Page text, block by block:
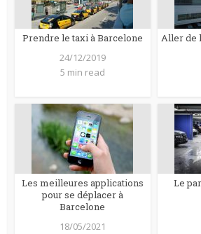
Prendre le taxi à Barcelone
24/12/2019
5 min read
Aller de
Les meilleures applications
pour se déplacer à
Barcelone
18/05/2021
Le